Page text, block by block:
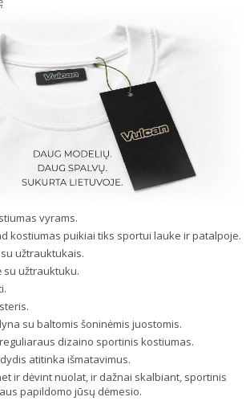
vyrams.
kostiumas puikiai tiks sportui lauke ir patalpoje.
užtrauktukais.
su užtrauktuku.
su baltomis šoninėmis juostomis.
dizaino sportinis kostiumas.
atitinka išmatavimus.
ir dėvint nuolat, ir dažnai skalbiant, sportinis
papildomo jūsų dėmesio.